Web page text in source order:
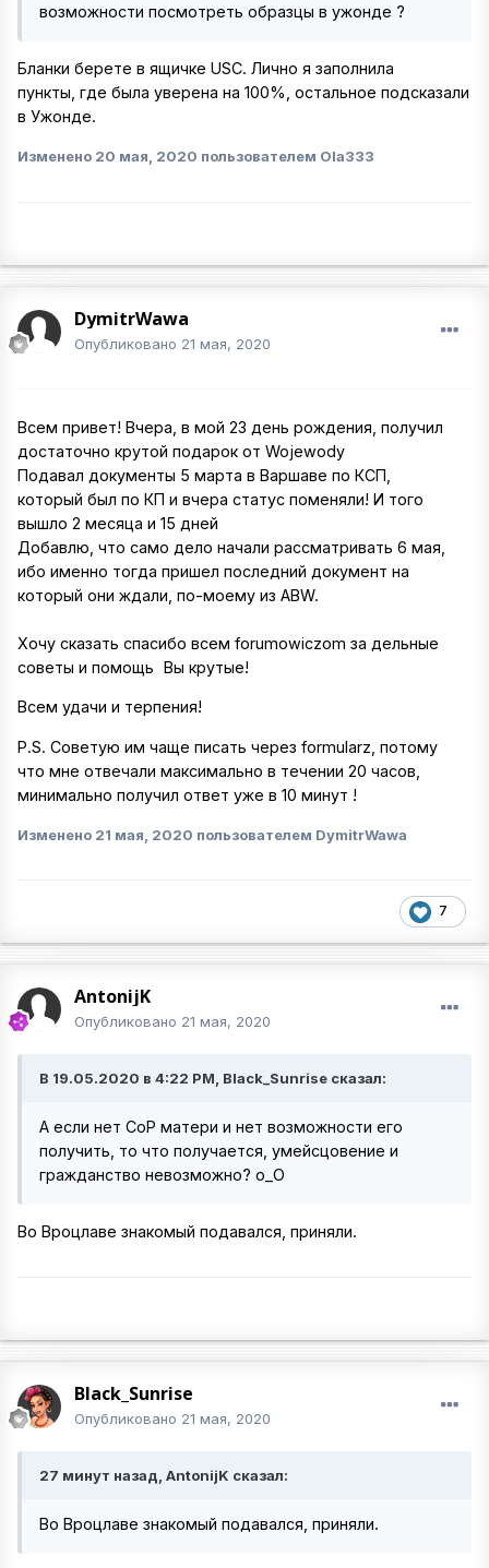
возможности посмотреть образцы в ужонде ?
Бланки берете в ящичке USC. Лично я заполнила
пункты, где была уверена на 100%, остальное подсказали
в Ужонде.
Изменено 20 мая, 2020 пользователем Ola333
DymitrWawa
Опубликовано 21 мая, 2020
Всем привет! Вчера, в мой 23 день рождения, получил
достаточно крутой подарок от Wojewody
Подавал документы 5 марта в Варшаве по КСП,
который был по КП и вчера статус поменяли! И того
вышло 2 месяца и 15 дней
Добавлю, что само дело начали рассматривать 6 мая,
ибо именно тогда пришел последний документ на
который они ждали, по-моему из ABW.
Хочу сказать спасибо всем forumowiczom за дельные
советы и помощь Вы крутые!
Всем удачи и терпения!
P.S. Советую им чаще писать через formularz, потому
что мне отвечали максимально в течении 20 часов,
минимально получил ответ уже в 10 минут !
Изменено 21 мая, 2020 пользователем DymitrWawa
7
AntonijK
Опубликовано 21 мая, 2020
В 19.05.2020 в 4:22 PM, Black_Sunrise сказал:
А если нет СоР матери и нет возможности его
получить, то что получается, умейсцовение и
гражданство невозможно? о_О
Во Вроцлаве знакомый подавался, приняли.
Black_Sunrise
Опубликовано 21 мая, 2020
27 минут назад, AntonijK сказал:
Во Вроцлаве знакомый подавался, приняли.